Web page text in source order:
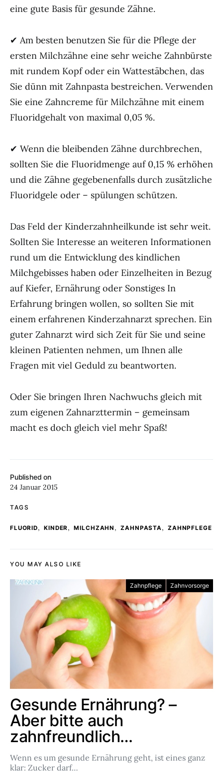
Published on
24 Januar 2015
TAGS
FLUORID, KINDER, MILCHZAHN , ZAHNPASTA, ZAHNPFLEGE
eine gute Basis für gesunde Zähne.
✔ Am besten benutzen Sie für die Pflege der
ersten Milchzähne eine sehr weiche Zahnbürste
mit rundem Kopf oder ein Wattestäbchen, das
Sie dünn mit Zahnpasta bestreichen. Verwenden
Sie eine Zahncreme für Milchzähne mit einem
Fluoridgehalt von maximal 0,05 %.
✔ Wenn die bleibenden Zähne durchbrechen,
sollten Sie die Fluoridmenge auf 0,15 % erhöhen
und die Zähne gegebenenfalls durch zusätzliche
Fluoridgele oder – spülungen schützen.
Das Feld der Kinderzahnheilkunde ist sehr weit.
Sollten Sie Interesse an weiteren Informationen
rund um die Entwicklung des kindlichen
Milchgebisses haben oder Einzelheiten in Bezug
auf Kiefer, Ernährung oder Sonstiges In
Erfahrung bringen wollen, so sollten Sie mit
einem erfahrenen Kinderzahnarzt sprechen. Ein
guter Zahnarzt wird sich Zeit für Sie und seine
kleinen Patienten nehmen, um Ihnen alle
Fragen mit viel Geduld zu beantworten.
Oder Sie bringen Ihren Nachwuchs gleich mit
zum eigenen Zahnarzttermin – gemeinsam
macht es doch gleich viel mehr Spaß!
YOU MAY ALSO LIKE
Zahnpflege Zahnvorsorge
Gesunde Ernährung? –
Aber bitte auch
zahnfreundlich…
Wenn es um gesunde Ernährung geht, ist eines ganz
klar: Zucker darf…